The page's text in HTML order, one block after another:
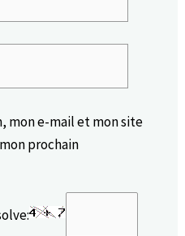
mon e-mail et mon site
prochain